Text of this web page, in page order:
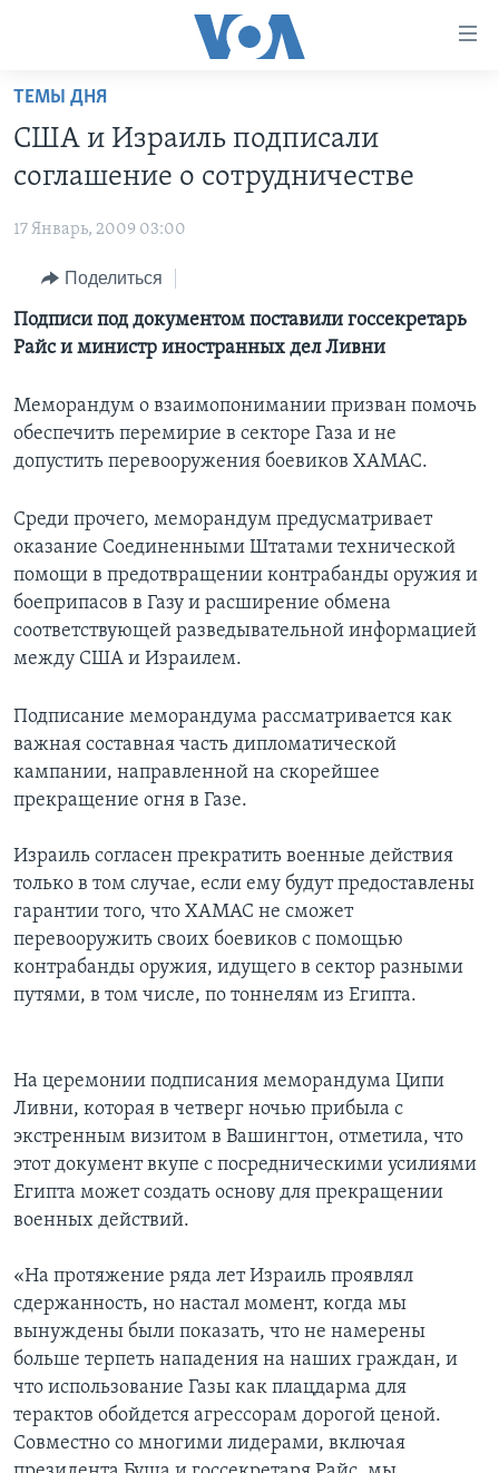
Перейти
основной
контент
навигации
Перейти
НОВОСТИ ЗА МИНУТУ
ИТОГИ
ПОЧЕМУ ЭТО ВАЖНО?
ДИСКУССИЯ VOA
ДЕТАЛИ
НЬЮ-ЙОРК NEW YORK
УЧИМ АНГЛИЙСКИЙ
НАША АМЕРИКАНСКАЯ ИСТОРИЯ
А КАК В АМЕРИКЕ?
АМЕРИКАНСКИЕ ГОРОДКИ
ТЕСТЫ
ЭКСПЕРТИЗА
ИНТЕРВЬЮ
ФАКТЫ ПРОТИВ ФЕЙКОВ
ЗА СВОБОДУ ПРЕССЫ
УЧИМ АНГЛИЙСКИЙ
ВИДЕО
ПОДПИСКА НА НОВОСТИ
Learning English
СОЦИАЛЬНЫЕ СЕТИ
ТЕМЫ ДНЯ
США и Израиль подписали
соглашение о сотрудничестве
17 Январь, 2009 03:00
Поделиться
Подписи под документом поставили госсекретарь
Райс и министр иностранных дел Ливни
Меморандум о взаимопонимании призван помочь
обеспечить перемирие в секторе Газа и не
допустить перевооружения боевиков ХАМАС.
Среди прочего, меморандум предусматривает
оказание Соединенными Штатами технической
помощи в предотвращении контрабанды оружия и
боеприпасов в Газу и расширение обмена
соответствующей разведывательной информацией
между США и Израилем.
Подписание меморандума рассматривается как
важная составная часть дипломатической
кампании, направленной на скорейшее
прекращение огня в Газе.
Израиль согласен прекратить военные действия
только в том случае, если ему будут предоставлены
гарантии того, что ХАМАС не сможет
перевооружить своих боевиков с помощью
контрабанды оружия, идущего в сектор разными
путями, в том числе, по тоннелям из Египта.
На церемонии подписания меморандума Ципи
Ливни, которая в четверг ночью прибыла с
экстренным визитом в Вашингтон, отметила, что
этот документ вкупе с посредническими усилиями
Египта может создать основу для прекращении
военных действий.
«На протяжение ряда лет Израиль проявлял
сдержанность, но настал момент, когда мы
вынуждены были показать, что не намерены
больше терпеть нападения на наших граждан, и
что использование Газы как плацдарма для
терактов обойдется агрессорам дорогой ценой.
Совместно со многими лидерами, включая